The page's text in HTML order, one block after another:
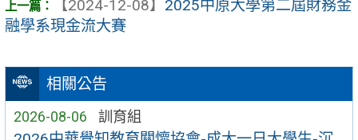
相關公告
2026-08-06 訓育組
【2024-12-08】 2025中原大學第二屆財務金
融學系現金流大賽